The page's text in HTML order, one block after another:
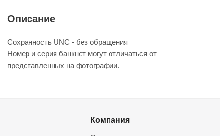
Описание
Сохранность UNC - без обращения
Номер и серия банкнот могут отличаться от
представленных на фотографии.
Компания